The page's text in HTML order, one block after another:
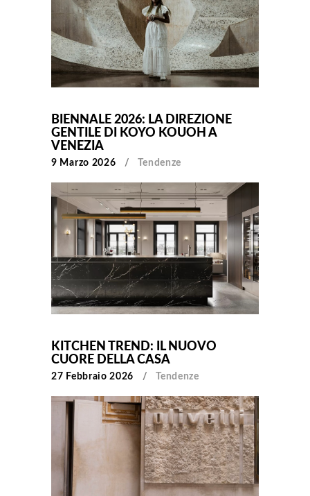
BIENNALE 2026: LA DIREZIONE
GENTILE DI KOYO KOUOH A
VENEZIA
9 Marzo 2026 Tendenze
KITCHEN TREND: IL NUOVO
CUORE DELLA CASA
27 Febbraio 2026 Tendenze